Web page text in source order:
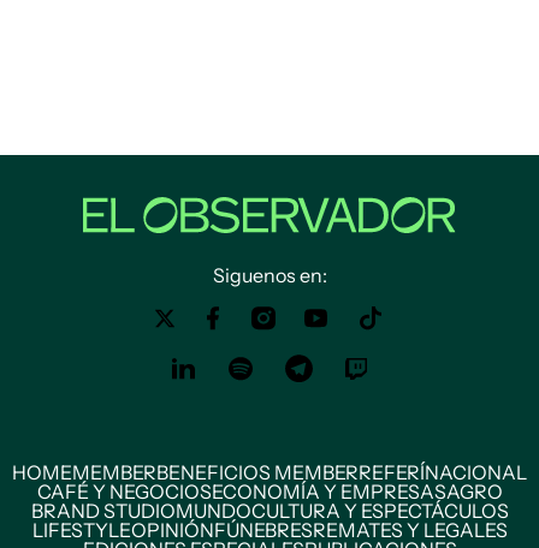
Siguenos en:
HOMEMEMBERBENEFICIOS MEMBERREFERÍNACIONAL
CAFÉ Y NEGOCIOSECONOMÍA Y EMPRESASAGRO
BRAND STUDIOMUNDOCULTURA Y ESPECTÁCULOS
LIFESTYLEOPINIÓNFÚNEBRESREMATES Y LEGALES